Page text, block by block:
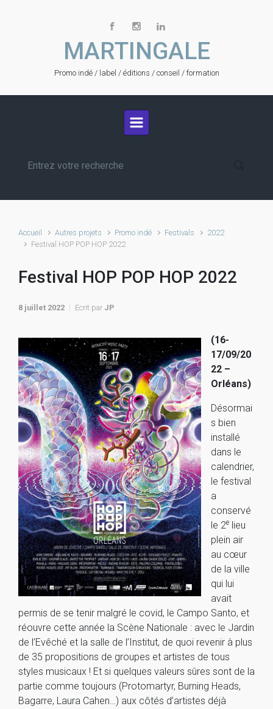
MARTINGALE
Promo indé / label / éditions / conseil / formation
Accueil Autres projets Promo indé Festivals
2022
Festival HOP POP HOP 2022
Festival HOP POP HOP 2022
8 juillet 2022 Ecrit par JP
(16-
17/09/20
22 –
Orléans)
Désormai
s bien
installé
dans le
calendrier,
le festival
a
conservé
le 2e lieu
plein air
au cœur
de la ville
qui lui
avait
permis de se tenir malgré le covid, le Campo Santo, et
réouvre cette année la Scène Nationale : avec le Jardin
de l’Evêché et la salle de l’Institut, de quoi revenir à plus
de 35 propositions de groupes et artistes de tous
styles musicaux ! Et si quelques valeurs sûres sont de la
partie comme toujours (Protomartyr, Burning Heads,
Bagarre, Laura Cahen…) aux côtés d’artistes déjà